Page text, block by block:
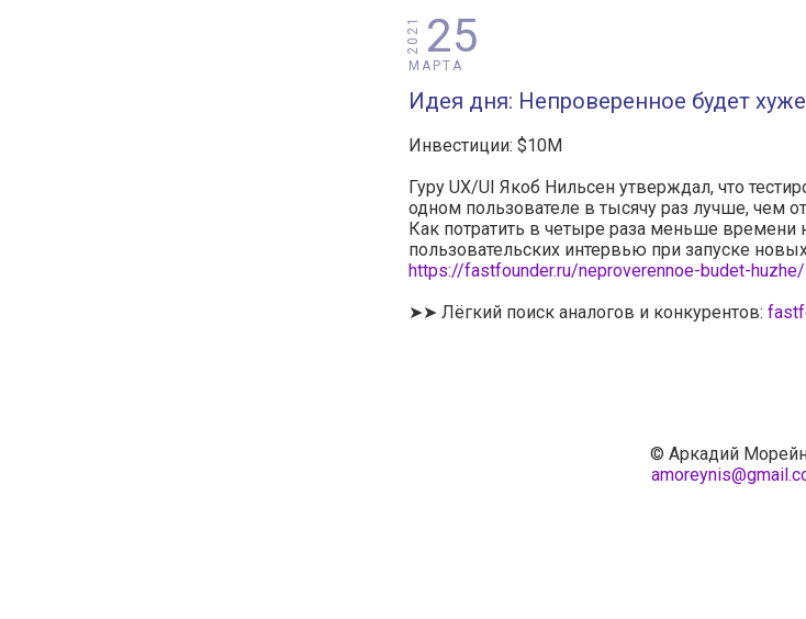
25
МАРТА
2021
Идея дня: Непроверенное будет хуже
Инвестиции: $10M
Гуру UX/UI Якоб Нильсен утверждал, что
одном пользователе в тысячу раз лучше, чем
Как потратить в четыре раза меньше времени
пользовательских интервью при запуске
https://fastfounder.ru/neproverennoe-budet-huzhe/
➤➤ Лёгкий поиск аналогов и конкурентов:
© Аркадий